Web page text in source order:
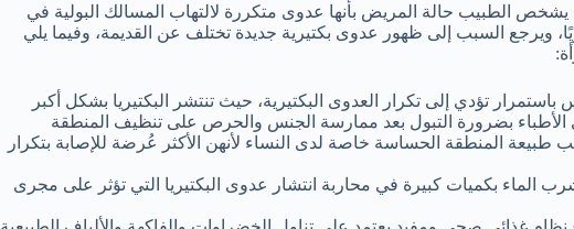
يشخص الطبيب حالة المريض بأنها عدوى متكررة لالتهاب المسالك البولية في
ويرجع السبب إلى ظهور عدوى بكتيرية جديدة تختلف عن القديمة، وفيما يلي
تؤدي إلى تكرار العدوى البكتيرية، حيث تنتشر البكتيريا بشكل أكبر
الأطباء بضرورة التبول بعد ممارسة الجنس والحرص على تنظيف المنطقة
المنطقة الحساسة خاصة لدى النساء لأنهن الأكثر عُرضة للإصابة بتكرار
الماء بكميات كبيرة في محاربة انتشار عدوى البكتيريا التي تؤثر على مجرى